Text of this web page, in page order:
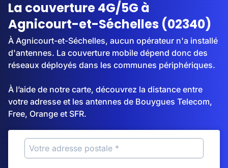
La couverture 4G/5G à
Agnicourt-et-Séchelles (02340)
À Agnicourt-et-Séchelles, aucun opérateur n'a installé
d'antennes. La couverture mobile dépend donc des
réseaux déployés dans les communes périphériques.
À l’aide de notre carte, découvrez la distance entre
votre adresse et les antennes de Bouygues Telecom,
Free, Orange et SFR.